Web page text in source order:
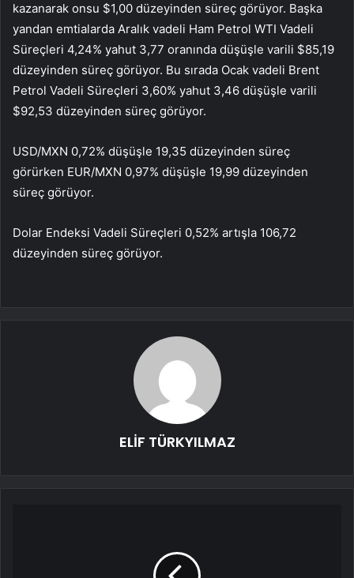
kazanarak onsu $1,00 düzeyinden süreç görüyor. Başka
yandan emtialarda Aralık vadeli Ham Petrol WTI Vadeli
Süreçleri 4,24% yahut 3,77 oranında düşüşle varili $85,19
düzeyinden süreç görüyor. Bu sırada Ocak vadeli Brent
Petrol Vadeli Süreçleri 3,60% yahut 3,46 düşüşle varili
$92,53 düzeyinden süreç görüyor.
USD/MXN 0,72% düşüşle 19,35 düzeyinden süreç
görürken EUR/MXN 0,97% düşüşle 19,99 düzeyinden
süreç görüyor.
Dolar Endeksi Vadeli Süreçleri 0,52% artışla 106,72
düzeyinden süreç görüyor.
ELİF TÜRKYILMAZ